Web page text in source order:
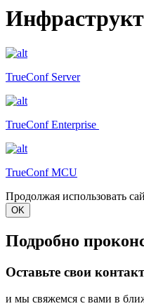
TrueConf Server
TrueConf Enterprise
TrueConf MCU
Продолжая использовать
OK
Подробно
Оставьте свои
и мы свяжемся с вами в